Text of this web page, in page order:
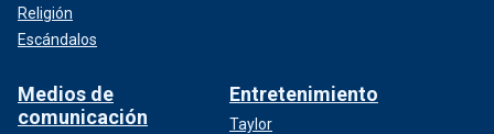
Religión
Escándalos
Medios de
comunicación
Entretenimiento
Taylor